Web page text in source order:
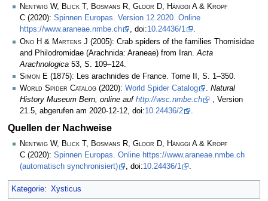
Nentwig W, Blick T, Bosmans R, Gloor D, Hänggi A & Kropf
C (2020): Spinnen Europas. Version 12.2020. Online
https://www.araneae.nmbe.ch
, doi:10.24436/1
.
Ono H & Martens J (2005): Crab spiders of the families Thomisidae
and Philodromidae (Arachnida: Araneae) from Iran. Acta
Arachnologica 53, S. 109–124.
Simon E (1875): Les arachnides de France. Tome II, S. 1–350.
World Spider Catalog (2020): World Spider Catalog . Natural
History Museum Bern, online auf http://wsc.nmbe.ch
, Version
21.5, abgerufen am 2020-12-12, doi:10.24436/2 .
Quellen der Nachweise
Nentwig W, Blick T, Bosmans R, Gloor D, Hänggi A & Kropf
C (2020): Spinnen Europas. Online https://www.araneae.nmbe.ch
(automatisch synchronisiert)
, doi:10.24436/1 .
Kategorie: Xysticus